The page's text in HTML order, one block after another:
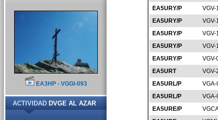
EA5URY/P
VGV-
EA5URY/P
VGV-
EA5URY/P
VGV-
EA5URY/P
VGV-
EA5URY/P
VGV-
EA5URT
VGV-
EA5URL/P
EA5URL/P
EA5URE/P
EA3HP - VGGI-093
ACTIVIDADDVGE AL AZAR